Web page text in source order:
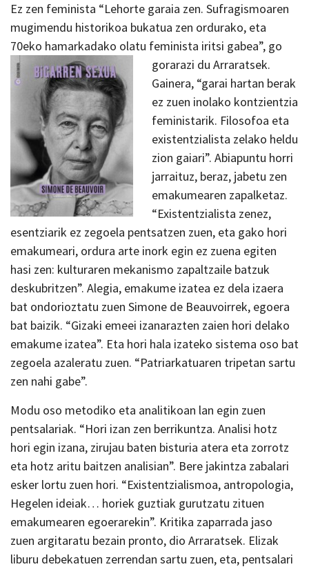
Ez zen feminista “Lehorte garaia zen. Sufragismoaren
mugimendu historikoa bukatua zen ordurako, eta
70eko hamarkadako olatu feminista iritsi gabea”, go
gorarazi du Arraratsek.
Gainera, “garai hartan berak
ez zuen inolako kontzientzia
feministarik. Filosofoa eta
existentzialista zelako heldu
zion gaiari”. Abiapuntu horri
jarraituz, beraz, jabetu zen
emakumearen zapalketaz.
“Existentzialista zenez,
esentziarik ez zegoela pentsatzen zuen, eta gako hori
emakumeari, ordura arte inork egin ez zuena egiten
hasi zen: kulturaren mekanismo zapaltzaile batzuk
deskubritzen”. Alegia, emakume izatea ez dela izaera
bat ondorioztatu zuen Simone de Beauvoirrek, egoera
bat baizik. “Gizaki emeei izanarazten zaien hori delako
emakume izatea”. Eta hori hala izateko sistema oso bat
zegoela azaleratu zuen. “Patriarkatuaren tripetan sartu
zen nahi gabe”.
Modu oso metodiko eta analitikoan lan egin zuen
pentsalariak. “Hori izan zen berrikuntza. Analisi hotz
hori egin izana, zirujau baten bisturia atera eta zorrotz
eta hotz aritu baitzen analisian”. Bere jakintza zabalari
esker lortu zuen hori. “Existentzialismoa, antropologia,
Hegelen ideiak… horiek guztiak gurutzatu zituen
emakumearen egoerarekin”. Kritika zaparrada jaso
zuen argitaratu bezain pronto, dio Arraratsek. Elizak
liburu debekatuen zerrendan sartu zuen, eta, pentsalari